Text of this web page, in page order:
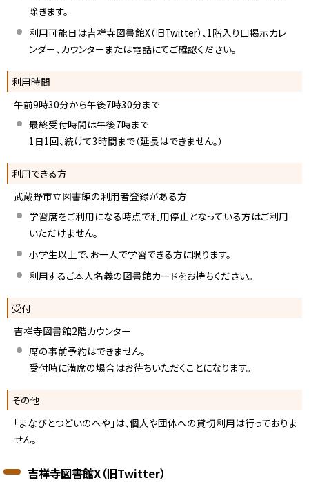
除きます。
利用可能日は吉祥寺図書館X（旧Twitter）、1階入り口掲示カレ
ンダー、カウンターまたは電話にてご確認ください。
利用時間
午前9時30分から午後7時30分まで
最終受付時間は午後7時まで
1日1回、続けて3時間まで（延長はできません。）
利用できる方
武蔵野市立図書館の利用者登録がある方
学習席をご利用になる時点で利用停止となっている方はご利用
いただけません。
小学生以上で、お一人で学習できる方に限ります。
利用するご本人名義の図書館カードをお持ちください。
受付
吉祥寺図書館2階カウンター
席の事前予約はできません。
受付時に満席の場合はお待ちいただくことになります。
その他
「まなびとつどいのへや」は、個人や団体への貸切利用は行っておりま
せん。
吉祥寺図書館X（旧Twitter）